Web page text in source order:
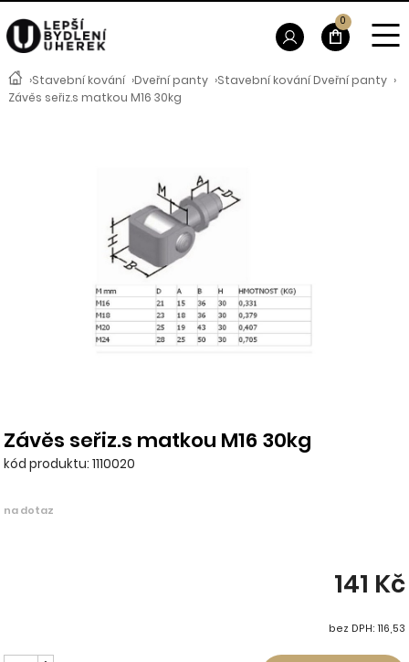
›Stavební kování ›Dveřní panty ›Stavební kování Dveřní panty ›
Závěs seřiz.s matkou M16 30kg
Závěs seřiz.s matkou M16 30kg
kód produktu: 1110020
na dotaz
141 Kč
bez DPH: 116,53
0